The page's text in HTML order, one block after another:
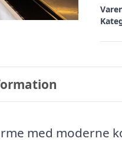
med moderne